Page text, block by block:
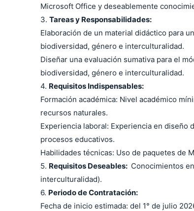
Microsoft Office y deseablemente
3.Tareas y Responsabilidades:
Elaboración de un material didáctico para
biodiversidad, género e interculturalidad.
Diseñar una evaluación sumativa para el
biodiversidad, género e interculturalidad.
4. Requisitos Indispensables:
Formación académica: Nivel académico
recursos naturales.
Experiencia laboral: Experiencia en diseño
procesos educativos.
Habilidades técnicas: Uso de paquetes de
5. Requisitos Deseables: Conocimientos
interculturalidad).
6. Periodo de Contratación:
Fecha de inicio estimada: del 1° de julio